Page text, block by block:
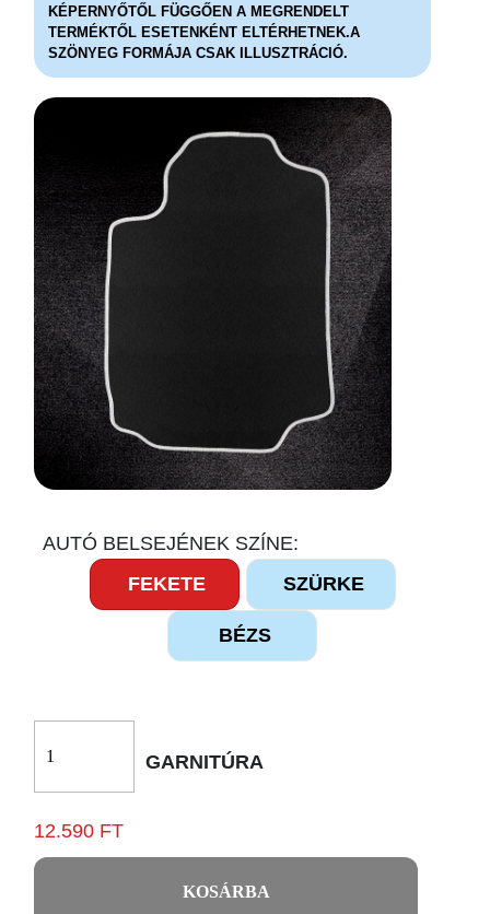
KÉPERNYŐTŐL FÜGGŐEN A MEGRENDELT
TERMÉKTŐL ESETENKÉNT ELTÉRHETNEK.A
SZÖNYEG FORMÁJA CSAK ILLUSZTRÁCIÓ.
AUTÓ BELSEJÉNEK SZÍNE:
FEKETE
SZÜRKE
BÉZS
GARNITÚRA
12.590 FT
KOSÁRBA